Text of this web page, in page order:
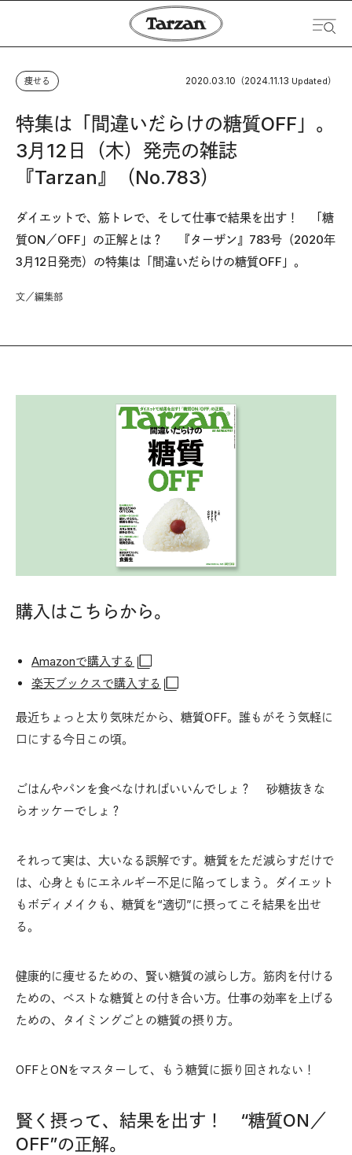
痩せる 2020.03.10 （2024.11.13 Updated）
特集は「間違いだらけの糖質OFF」。
3月12日（木）発売の雑誌
『Tarzan』（No.783）
ダイエットで、筋トレで、そして仕事で結果を出す！ 「糖
質ON／OFF」の正解とは？ 『ターザン』783号（2020年
3月12日発売）の特集は「間違いだらけの糖質OFF」。
文／編集部
購入はこちらから。
Amazonで購入する
楽天ブックスで購入する
最近ちょっと太り気味だから、糖質OFF。誰もがそう気軽に
口にする今日この頃。
ごはんやパンを食べなければいいんでしょ？ 砂糖抜きな
らオッケーでしょ？
それって実は、大いなる誤解です。糖質をただ減らすだけで
は、心身ともにエネルギー不足に陥ってしまう。ダイエット
もボディメイクも、糖質を“適切”に摂ってこそ結果を出せ
る。
健康的に痩せるための、賢い糖質の減らし方。筋肉を付ける
ための、ベストな糖質との付き合い方。仕事の効率を上げる
ための、タイミングごとの糖質の摂り方。
OFFとONをマスターして、もう糖質に振り回されない！
賢く摂って、結果を出す！ “糖質ON／
OFF”の正解。